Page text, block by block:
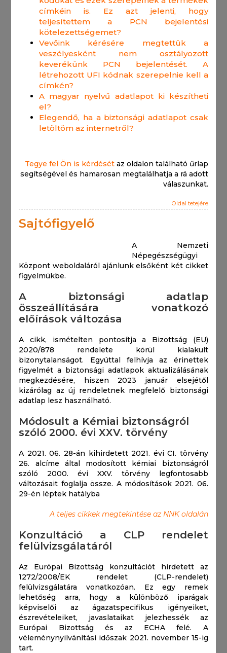
címkéin is. Ez azt jelenti, hogy
teljesítettem a PCN bejelentési
kötelezettségemet?
Vevőink kérésére megtettük a
veszélyesként nem osztályozott
keverékünk PCN bejelentését. A
létrehozott UFI kódnak szerepelnie kell a
címkén?
A magyar nyelvű adatlapot ki készítheti
el?
Elegendő, ha a biztonsági adatlapot csak
letöltöm az internetről?
Tegye fel Ön is kérdésétaz oldalon található űrlap
segítségével és hamarosan megtalálhatja a rá adott
válaszunkat.
Oldal tetejére
Sajtófigyelő
A Nemzeti
Népegészségügyi
Központ weboldaláról ajánlunk elsőként két cikket
figyelmükbe.
A biztonsági adatlap
összeállítására vonatkozó
előírások változása
A cikk, ismételten pontosítja a Bizottság (EU)
2020/878 rendelete körül kialakult
bizonytalanságot. Egyúttal felhívja az érinettek
figyelmét a biztonsági adatlapok aktualizálásának
megkezdésére, hiszen 2023 január elsejétől
kizárólag az új rendeletnek megfelelő biztonsági
adatlap lesz használható.
Módosult a Kémiai biztonságról
szóló 2000. évi XXV. törvény
A 2021. 06. 28-án kihirdetett 2021. évi CI. törvény
26. alcíme által modosított kémiai biztonságról
szóló 2000. évi XXV. törvény legfontosabb
változásait foglalja össze. A módosítások 2021. 06.
29-én léptek hatályba
A teljes cikkek megtekintése az NNK oldalán
Konzultáció a CLP rendelet
felülvizsgálatáról
Az Európai Bizottság konzultációt hirdetett az
1272/2008/EK rendelet (CLP-rendelet)
felülvizsgálatára vonatkozóan. Ez egy remek
lehetőség arra, hogy a különböző iparágak
képviselői az ágazatspecifikus igényeiket,
észrevételeiket, javaslataikat jelezhessék az
Európai Bizottság és az ECHA felé. A
véleménynyilvánítási időszak 2021. november 15-ig
tart.